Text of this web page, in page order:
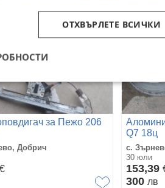
за Пежо 206
Добрич
€
Q7 18ц
с.
30 юли
153,39
300 лв
ОТХВЪРЛЕТЕ ВСИЧКИ